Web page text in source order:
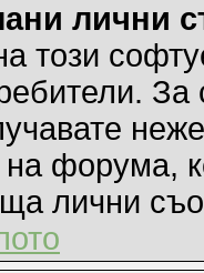
лични
този
форума,
лични